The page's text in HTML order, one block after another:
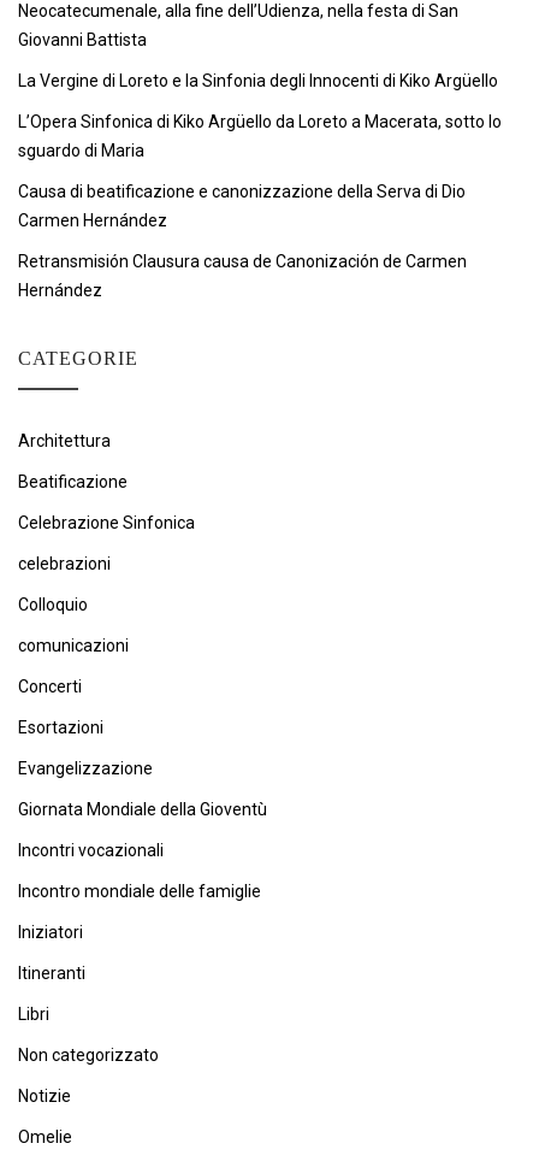
Neocatecumenale, alla fine dell’Udienza, nella festa di San
Giovanni Battista
La Vergine di Loreto e la Sinfonia degli Innocenti di Kiko Argüello
L’Opera Sinfonica di Kiko Argüello da Loreto a Macerata, sotto lo
sguardo di Maria
Causa di beatificazione e canonizzazione della Serva di Dio
Carmen Hernández
Retransmisión Clausura causa de Canonización de Carmen
Hernández
CATEGORIE
Architettura
Beatificazione
Celebrazione Sinfonica
celebrazioni
Colloquio
comunicazioni
Concerti
Esortazioni
Evangelizzazione
Giornata Mondiale della Gioventù
Incontri vocazionali
Incontro mondiale delle famiglie
Iniziatori
Itineranti
Libri
Non categorizzato
Notizie
Omelie